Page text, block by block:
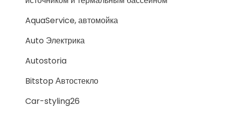
AquaService, автомойка
Auto Электрика
Autostoria
Bitstop Автостекло
Car-styling26